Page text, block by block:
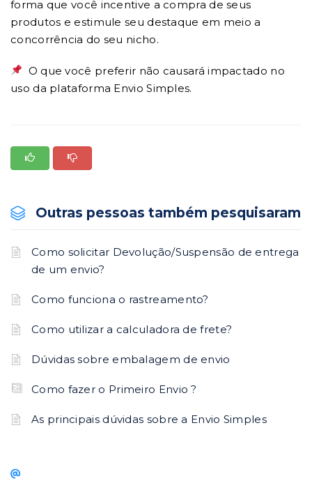
forma que você incentive a compra de seus
produtos e estimule seu destaque em meio a
concorrência do seu nicho.
O que você preferir não causará impactado no
uso da plataforma Envio Simples.
Outras pessoas também pesquisaram
Como solicitar Devolução/Suspensão de entrega
de um envio?
Como funciona o rastreamento?
Como utilizar a calculadora de frete?
Dúvidas sobre embalagem de envio
Como fazer o Primeiro Envio ?
As principais dúvidas sobre a Envio Simples